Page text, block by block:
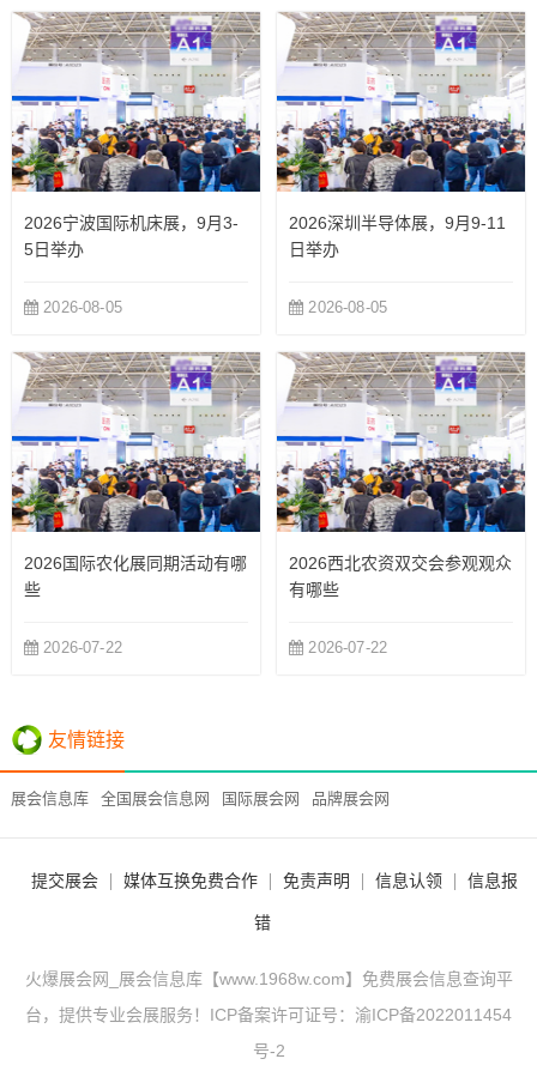
2026宁波国际机床展，9月3-
5日举办
2026-08-05
2026深圳半导体展，9月9-11
日举办
2026-08-05
2026国际农化展同期活动有哪
些
2026-07-22
2026西北农资双交会参观观众
有哪些
2026-07-22
友情链接
展会信息库 全国展会信息网 国际展会网 品牌展会网
提交展会 媒体互换免费合作 免责声明 信息认领 信息报
错
火爆展会网_展会信息库【www.1968w.com】免费展会信息查询平
台，提供专业会展服务！ICP备案许可证号： 渝ICP备2022011454
号-2